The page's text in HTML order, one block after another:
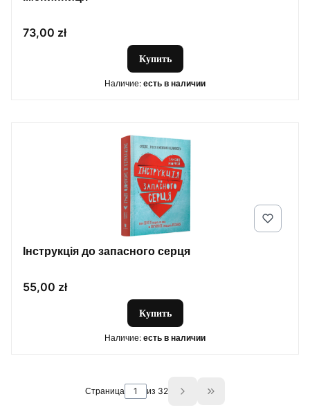
Цена
73,00 zł
Купить
Наличие: есть в наличии
Інструкція до запасного серця
Цена
55,00 zł
Купить
Наличие: есть в наличии
Страница из 32 Go to the last page